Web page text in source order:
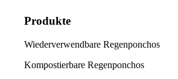
Produkte
Wiederverwendbare Regenponchos
Kompostierbare Regenponchos